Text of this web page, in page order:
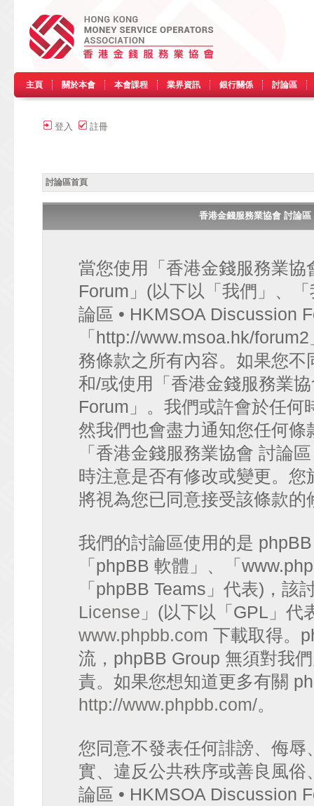
主頁 關於本會 本會課程 業界資訊 銀行關係 討論區
登入 註冊
討論區首頁
香港金錢服務業協會 討論
當您使用「香港金錢服務業
Forum」(以下以「我們」、
論區 • HKMSOA Discussion
「http://www.msoa.hk/
務條款之所有內容。如果您
和/或使用「香港金錢服務業
Forum」。我們或許會於任何
然我們也會盡力通知您任何
「香港金錢服務業協會 討論
時注意是否有修改或變更。
將視為您已同意接受該條款的
我們的討論區使用的是
「phpBB 軟體」、「
「phpBB Teams」代表)，該
License 」(以下以「GPL」代
www.phpbb.com 下載取得。
流，phpBB Group 無須對我
責。如果您想知道更多有關
http://www.phpbb.com/。
您同意不發表任何誹謗、侮
實、違反公共秩序或善良風
論區 • HKMSOA Discussion